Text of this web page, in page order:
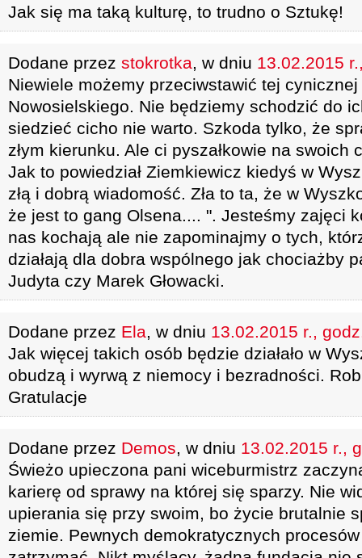
Jak się ma taką kulturę, to trudno o Sztukę!
Dodane przez stokrotka, w dniu 13.02.2015
Niewiele możemy przeciwstawić tej
Nowosielskiego. Nie będziemy schodzić do
siedzieć cicho nie warto. Szkoda tylko, że
złym kierunku. Ale ci pyszałkowie na swoich
Jak to powiedział Ziemkiewicz kiedyś w
złą i dobrą wiadomość. Zła to ta, że w
że jest to gang Olsena.... ". Jesteśmy zajęci
nas kochają ale nie zapominajmy o tych,
działają dla dobra wspólnego jak chociażby
Judyta czy Marek Głowacki.
Dodane przez Ela, w dniu 13.02.2015 r.,
Jak więcej takich osób będzie działało w
obudzą i wyrwą z niemocy i bezradności.
Gratulacje
Dodane przez Demos, w dniu 13.02.2015 r.,
Świeżo upieczona pani wiceburmistrz
karierę od sprawy na której się sparzy. Nie
upierania się przy swoim, bo życie brutalnie
ziemie. Pewnych demokratycznych